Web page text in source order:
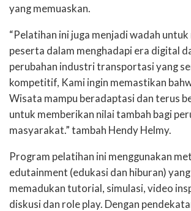
yang memuaskan.
“Pelatihan ini juga menjadi wadah
peserta dalam menghadapi era digital
perubahan industri transportasi yang
kompetitif, Kami ingin memastikan
Wisata mampu beradaptasi dan terus
untuk memberikan nilai tambah bagi
masyarakat.” tambah Hendy Helmy.
Program pelatihan ini menggunakan
edutainment (edukasi dan hiburan)
memadukan tutorial, simulasi, video
diskusi dan role play. Dengan